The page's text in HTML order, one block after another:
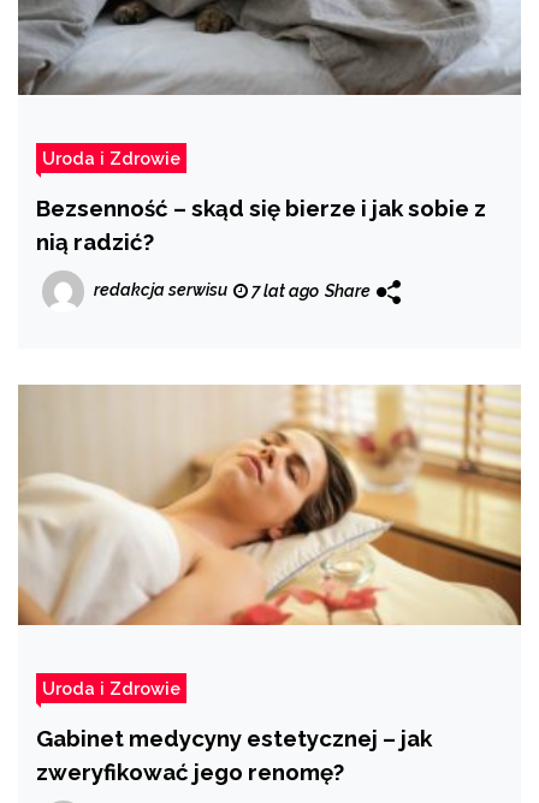
Uroda i Zdrowie
Bezsenność – skąd się bierze i jak sobie z
nią radzić?
redakcja serwisu 7 lat ago Share
Uroda i Zdrowie
Gabinet medycyny estetycznej – jak
zweryfikować jego renomę?